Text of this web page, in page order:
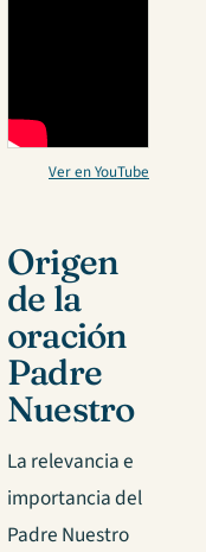
Ver en YouTube
Origen
de la
oración
Padre
Nuestro
La relevancia e
importancia del
Padre Nuestro